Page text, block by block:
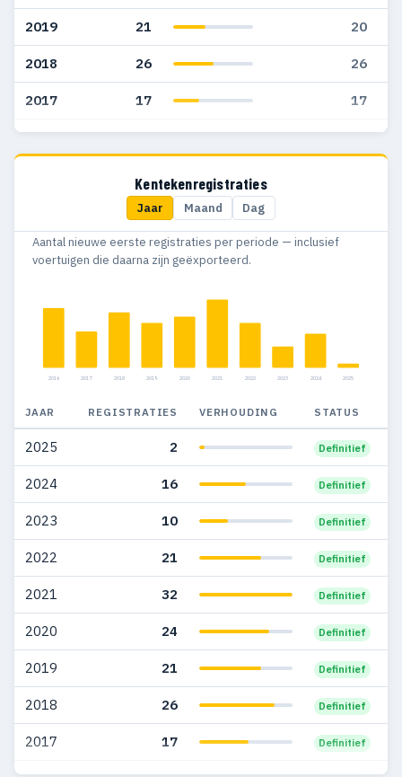
2019 21 20
2018 26 26
2017 17 17
2016 28 28
17
2013 18
43
2008 28 23
2007 12 11
2006 30 27
2005 49 42
2004 51 28
2003 48 26
2002 25 13
2001 1 1
2000 1 1
Kentekenregistraties
Jaar Maand Dag
Aantal nieuwe eerste registraties per periode — inclusief
voertuigen die daarna zijn geëxporteerd.
2016 2017 2018 2019 2020 2021 2022 2023 2024 2025
JAAR REGISTRATIES VERHOUDING STATUS
2025 2 Definitief
2024 16 Definitief
2023 10 Definitief
2022 21 Definitief
2021 32 Definitief
2020 24 Definitief
2019 21 Definitief
2018 26 Definitief
2017 17 Definitief